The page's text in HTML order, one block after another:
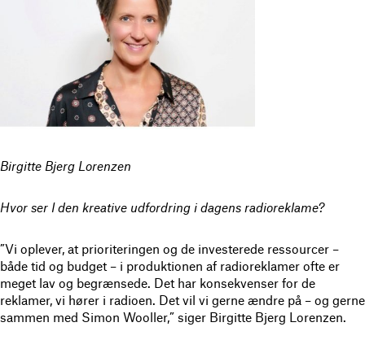
Birgitte Bjerg Lorenzen
Hvor ser I den kreative udfordring i dagens radioreklame?
”Vi oplever, at prioriteringen og de investerede ressourcer –
både tid og budget – i produktionen af radioreklamer ofte er
meget lav og begrænsede. Det har konsekvenser for de
reklamer, vi hører i radioen. Det vil vi gerne ændre på – og gerne
sammen med Simon Wooller,” siger Birgitte Bjerg Lorenzen.